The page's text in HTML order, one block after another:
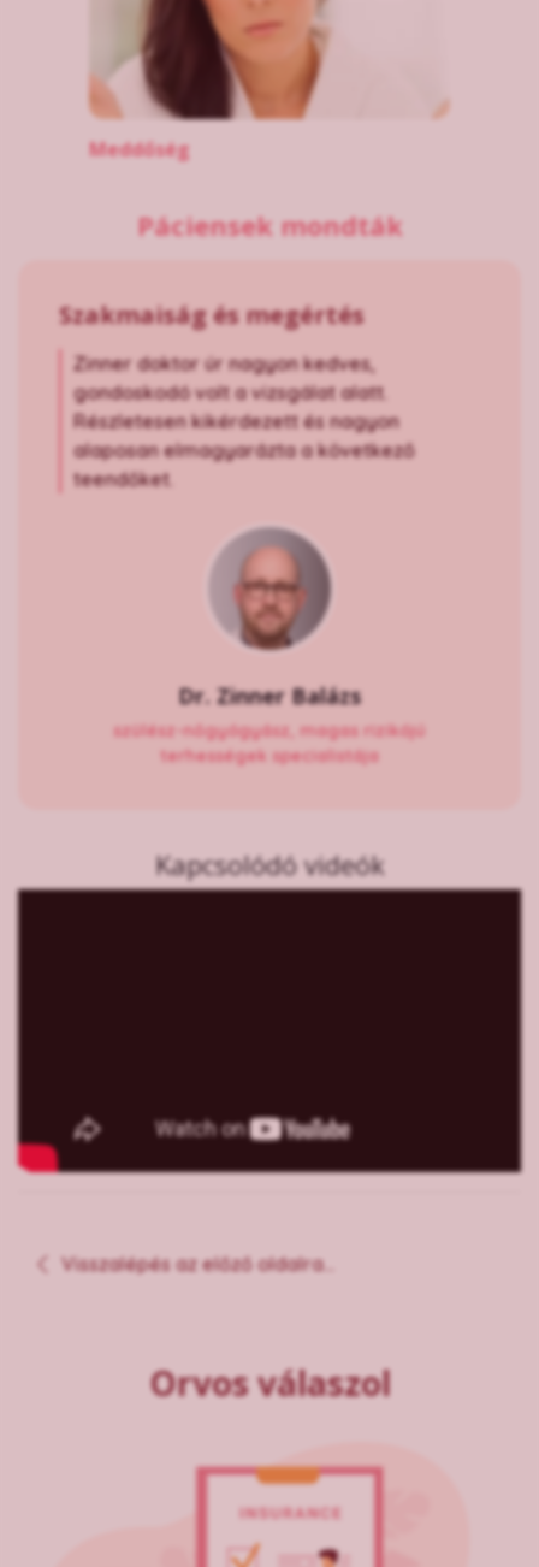
Orvos válaszol
Meddőség
Páciensek mondták
Szakmaiság és megértés
Zinner doktor úr nagyon kedves,
gondoskodó volt a vizsgálat alatt.
Részletesen kikérdezett és nagyon
alaposan elmagyarázta a következő
teendőket.
Dr. Zinner Balázs
szülész-nőgyógyász, magas rizikójú
terhességek specialistája
Kapcsolódó videók
Visszalépés az előző oldalra...